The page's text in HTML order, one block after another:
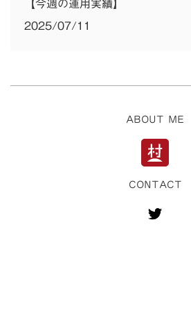
稿
ナ
ゲ
【今週の運用実績】
2025/07/11
ABOUT ME
CONTACT